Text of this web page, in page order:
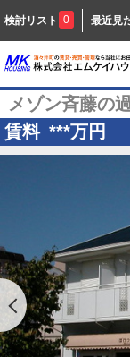
検討リスト 0 最近見
メゾン斉藤の
賃料 ***万円